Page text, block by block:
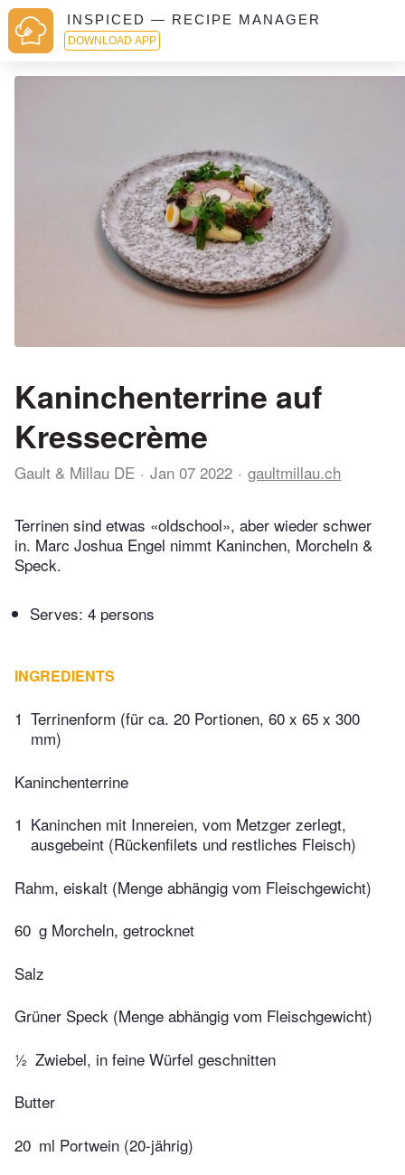
INSPICED — RECIPE MANAGER
DOWNLOAD APP
Kaninchenterrine auf
Kressecrème
Gault & Millau DE Jan 07 2022 gaultmillau.ch
Terrinen sind etwas «oldschool», aber wieder schwer
in. Marc Joshua Engel nimmt Kaninchen, Morcheln &
Speck.
Serves: 4 persons
INGREDIENTS
1 Terrinenform (für ca. 20 Portionen, 60 x 65 x 300
mm)
Kaninchenterrine
1 Kaninchen mit Innereien, vom Metzger zerlegt,
ausgebeint (Rückenfilets und restliches Fleisch)
Rahm, eiskalt (Menge abhängig vom Fleischgewicht)
60 g Morcheln, getrocknet
Salz
Grüner Speck (Menge abhängig vom Fleischgewicht)
½ Zwiebel, in feine Würfel geschnitten
Butter
20 ml Portwein (20-jährig)